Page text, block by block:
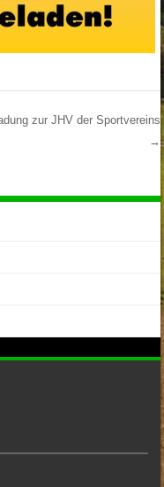
zur JHV der Sportvereins
→